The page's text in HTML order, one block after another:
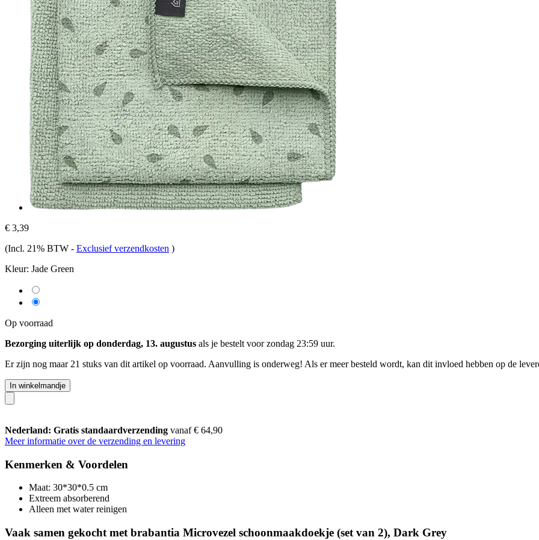
€ 3,39
(Incl. 21% BTW - Exclusief verzendkosten )
Kleur: Jade Green
Op voorraad
Bezorging uiterlijk op donderdag, 13. augustus als je bestelt voorzondag 23:59 uur.
Er zijn nog maar 21 stuks van dit artikel op voorraad. Aanvulling is onderweg! Als er meer besteld wordt, kan dit invloed hebben op de
In winkelmandje
Nederland: Gratis standaardverzending vanaf € 64,90
Meer informatie over de verzending en levering
Kenmerken & Voordelen
Maat: 30*30*0.5 cm
Extreem absorberend
Alleen met water reinigen
Vaak samen gekocht met brabantia Microvezel schoonmaakdoekje (set van 2), Dark Grey